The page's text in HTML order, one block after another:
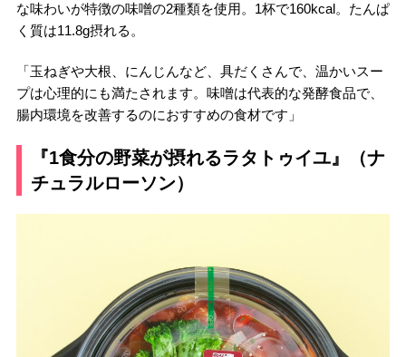
な味わいが特徴の味噌の2種類を使用。1杯で160kcal。たんぱ
く質は11.8g摂れる。
「玉ねぎや大根、にんじんなど、具だくさんで、温かいスー
プは心理的にも満たされます。味噌は代表的な発酵食品で、
腸内環境を改善するのにおすすめの食材です」
『1食分の野菜が摂れるラタトゥイユ』（ナ
チュラルローソン）